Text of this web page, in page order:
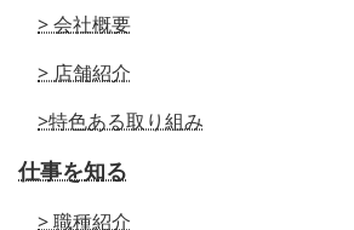
> 会社概要
> 店舗紹介
>特色ある取り組み
仕事を知る
> 職種紹介